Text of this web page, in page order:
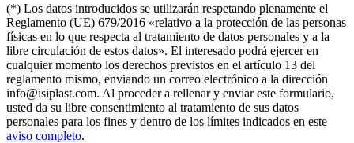
(*) Los datos introducidos se utilizarán respetando plenamente el
Reglamento (UE) 679/2016 «relativo a la protección de las personas
físicas en lo que respecta al tratamiento de datos personales y a la
libre circulación de estos datos». El interesado podrá ejercer en
cualquier momento los derechos previstos en el artículo 13 del
reglamento mismo, enviando un correo electrónico a la dirección
info@isiplast.com. Al proceder a rellenar y enviar este formulario,
usted da su libre consentimiento al tratamiento de sus datos
personales para los fines y dentro de los límites indicados en este
aviso completo.